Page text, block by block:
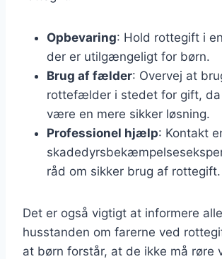
Opbevaring: Hold rottegift i
der er utilgængeligt for børn.
Brug af fælder: Overvej at
rottefælder i stedet for gift, da
være en mere sikker løsning.
Professionel hjælp: Kontakt
råd om sikker brug af rottegift.
Det er også vigtigt at informere
husstanden om farerne ved
at børn forstår, at de ikke må røre